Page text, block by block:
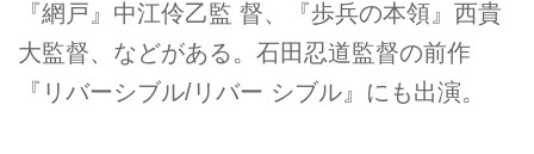
『網戸』中江伶乙監 督、『歩兵の本領』西貴
大監督、などがある。石田忍道監督の前作
『リバーシブル/リバー シブル』にも出演。